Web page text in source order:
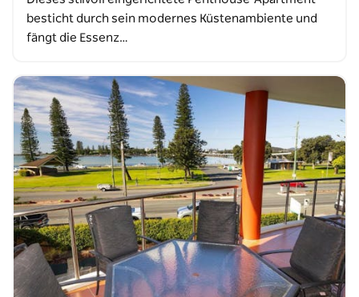
besticht durch sein modernes Küstenambiente und
fängt die Essenz…